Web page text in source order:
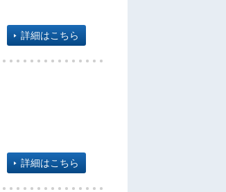
詳細はこちら
詳細はこちら